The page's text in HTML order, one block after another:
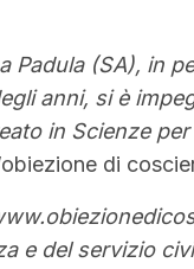
Padula (SA), in
anni, si è
in Scienze
di
e del servizio